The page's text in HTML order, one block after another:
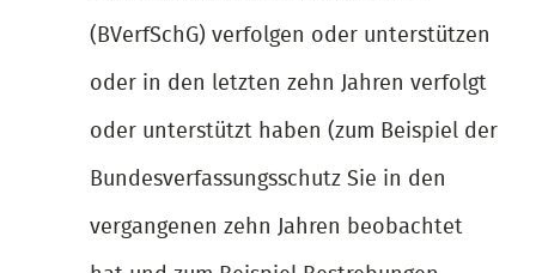
(BVerfSchG) verfolgen oder unterstützen
oder in den letzten zehn Jahren verfolgt
oder unterstützt haben (zum Beispiel der
Bundesverfassungsschutz Sie in den
vergangenen zehn Jahren beobachtet